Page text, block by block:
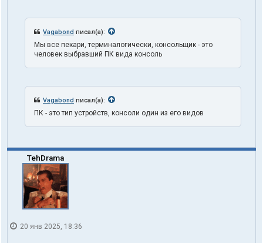
Vagabond писал(а):
Мы все пекари, терминалогически, консольщик - это
человек выбравший ПК вида консоль
Vagabond писал(а):
ПК - это тип устройств, консоли один из его видов
TehDrama
20 янв 2025, 18:36